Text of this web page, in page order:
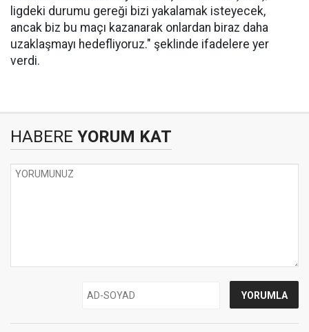
ligdeki durumu gereği bizi yakalamak isteyecek,
ancak biz bu maçı kazanarak onlardan biraz daha
uzaklaşmayı hedefliyoruz." şeklinde ifadelere yer
verdi.
HABERE YORUM KAT